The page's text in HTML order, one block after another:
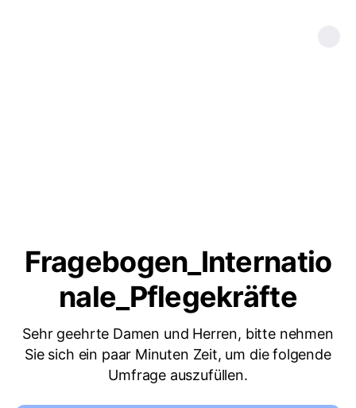
Fragebogen_Internatio
nale_Pflegekräfte
Sehr geehrte Damen und Herren, bitte nehmen
Sie sich ein paar Minuten Zeit, um die folgende
Umfrage auszufüllen.